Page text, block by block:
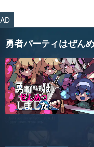
AD
勇者パーティはぜん